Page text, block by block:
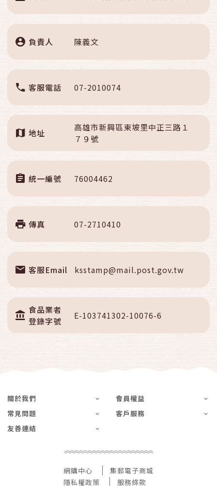
負責人 陳義文
客服電話 07-2010074
地址
高雄市新興區東坡里中正三路１
７９號
統一編號 76004462
傳真 07-2710410
客服Email ksstamp@mail.post.gov.tw
食品業者
登錄字號
E-103741302-10076-6
關於我們
會員權益
常見問題
客戶服務
友善連結
網購中心
集郵電子商城
隱私權政策
服務條款